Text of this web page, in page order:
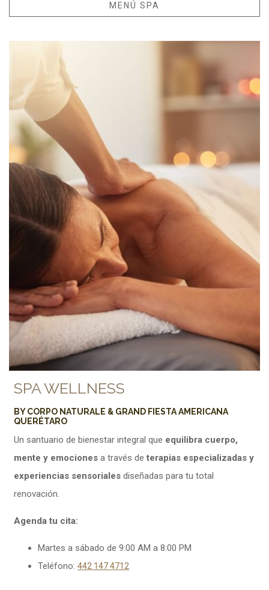
aromaterapia, masajes terapéuticos, rituales corporales,
Cada tratamiento está cuidadosamente diseñado
por expertos de
liberar tensiones y restaurar tu armonía interior.
Ya sea después de una jornada de negocios en Querétaro o
como parte de una escapada de descanso, nuestro Wellness
Spa es el complemento perfecto para tu estancia.
Regálate un momento de desconexión profunda en un entorno
sofisticado, donde cada detalle está pensado para tu bienestar.
Reserva tu experiencia y transforma tu estancia en un
viaje de renovación total.
MENÚ SPA
OPENS IN A NEW TAB.
SPA WELLNESS
BY CORPO NATURALE & GRAND FIESTA AMERICANA
QUERÉTARO
Un santuario de bienestar integral que equilibra cuerpo,
mente y emociones a través de terapias especializadas y
experiencias sensoriales diseñadas para tu total
renovación.
Agenda tu cita:
Martes a sábado de 9:00 AM a 8:00 PM
Teléfono: 442 147 4712